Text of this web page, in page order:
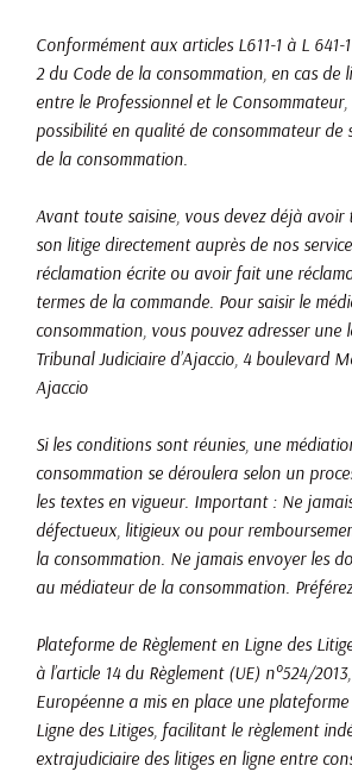
Conformément aux articles L611-1 à L 641-
2 du Code de la consommation, en cas de
entre le Professionnel et le
possibilité en qualité de consommateur de
de la consommation.
Avant toute saisine, vous devez déjà avoir
son litige directement auprès de nos
réclamation écrite ou avoir fait une
termes de la commande. Pour saisir le
consommation, vous pouvez adresser une
Tribunal Judiciaire d’Ajaccio, 4 boulevard
Ajaccio
Si les conditions sont réunies, une
consommation se déroulera selon un
les textes en vigueur. Important : Ne
défectueux, litigieux ou pour
la consommation. Ne jamais envoyer les
au médiateur de la consommation.
Plateforme de Règlement en Ligne des
à l’article 14 du Règlement (UE) n°524/
Européenne a mis en place une
Ligne des Litiges, facilitant le règlement
extrajudiciaire des litiges en ligne entre